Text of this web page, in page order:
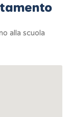
alla scuola